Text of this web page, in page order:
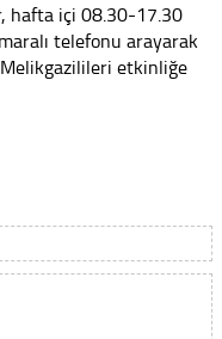
hafta içi 08.30-17.30
telefonu arayarak
etkinliğe